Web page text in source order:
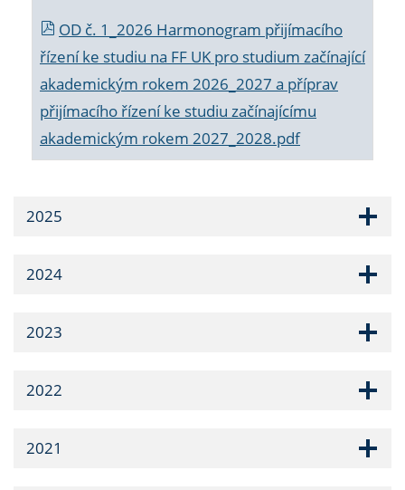
OD č. 1_2026 Harmonogram přijímacího
řízení ke studiu na FF UK pro studium začínající
akademickým rokem 2026_2027 a příprav
přijímacího řízení ke studiu začínajícímu
akademickým rokem 2027_2028.pdf
2025
2024
2023
2022
2021